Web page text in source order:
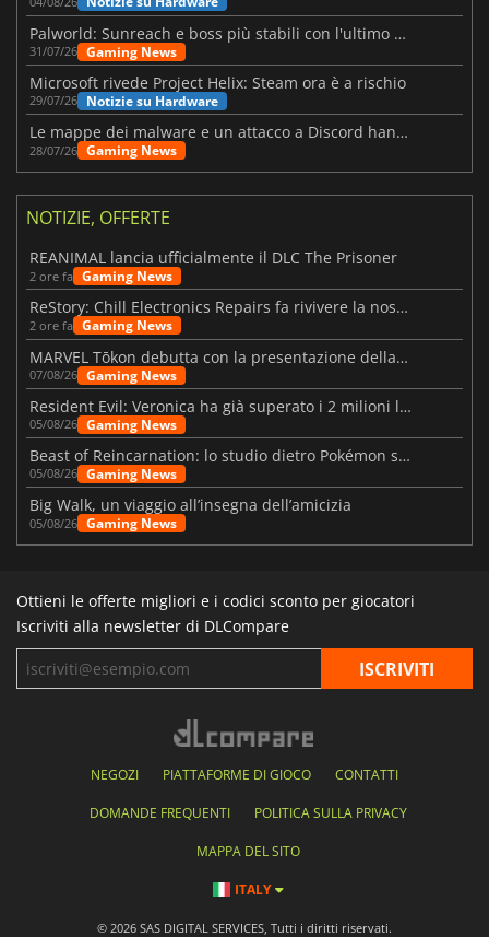
Palworld: Sunreach e boss più stabili con l'ultimo update
31/07/26 Gaming News
Microsoft rivede Project Helix: Steam ora è a rischio
29/07/26 Notizie su Hardware
Le mappe dei malware e un attacco a Discord hanno colpito Meccha Chameleon
28/07/26 Gaming News
NOTIZIE, OFFERTE
REANIMAL lancia ufficialmente il DLC The Prisoner
2 ore fa Gaming News
ReStory: Chill Electronics Repairs fa rivivere la nostalgia degli anni 2000
2 ore fa Gaming News
MARVEL Tōkon debutta con la presentazione della roadmap per il primo anno
07/08/26 Gaming News
Resident Evil: Veronica ha già superato i 2 milioni liste dei desideri
05/08/26 Gaming News
Beast of Reincarnation: lo studio dietro Pokémon su una nuova strada
05/08/26 Gaming News
Big Walk, un viaggio all’insegna dell’amicizia
05/08/26 Gaming News
Ottieni le offerte migliori e i codici sconto per giocatori
Iscriviti alla newsletter di DLCompare
NEGOZI PIATTAFORME DI GIOCO CONTATTI
DOMANDE FREQUENTI POLITICA SULLA PRIVACY
MAPPA DEL SITO
ITALY
© 2026 SAS DIGITAL SERVICES, Tutti i diritti riservati.